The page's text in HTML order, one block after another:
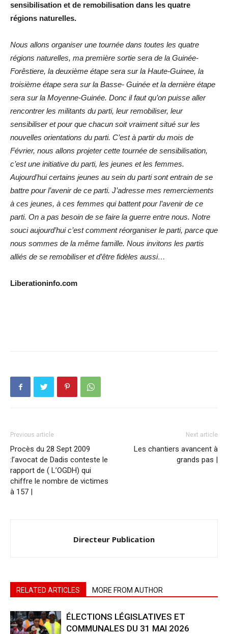
sensibilisation et de remobilisation dans les quatre
régions naturelles.
Nous allons organiser une tournée dans toutes les quatre
régions naturelles, ma première sortie sera de la Guinée-
Forêstiere, la deuxième étape sera sur la Haute-Guinee, la
troisième étape sera sur la Basse- Guinée et la dernière étape
sera sur la Moyenne-Guinée. Donc il faut qu’on puisse aller
rencontrer les militants du parti, leur remobiliser, leur
sensibiliser et pour que chacun soit vraiment situé sur les
nouvelles orientations du parti. C’est à partir du mois de
Février, nous allons projeter cette tournée de sensibilisation,
c’est une initiative du parti, les jeunes et les femmes.
Aujourd’hui certains jeunes au sein du parti sont entrain de se
battre pour l’avenir de ce parti. J’adresse mes remerciements
à ces jeunes, à ces femmes qui battent pour l’avenir de ce
parti. On a pas besoin de se faire la guerre entre nous. Notre
souci aujourd’hui c’est comment réorganiser le parti, parce que
nous sommes de la même famille. Nous invitons les partis
alliés de se remobiliser et d’être fidèles aussi…
Liberationinfo.com
Previous article
Procès du 28 Sept 2009
:l’avocat de Dadis conteste le
rapport de ( L’OGDH) qui
chiffre le nombre de victimes
à 157 |
Next article
Les chantiers avancent à
grands pas |
Directeur Publication
RELATED ARTICLES MORE FROM AUTHOR
ÉLECTIONS LÉGISLATIVES ET
COMMUNALES DU 31 MAI 2026